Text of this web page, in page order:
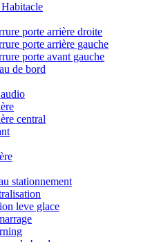
Habitacle
porte arrière droite
porte arrière gauche
porte avant gauche
de bord
central
stationnement
leve glace